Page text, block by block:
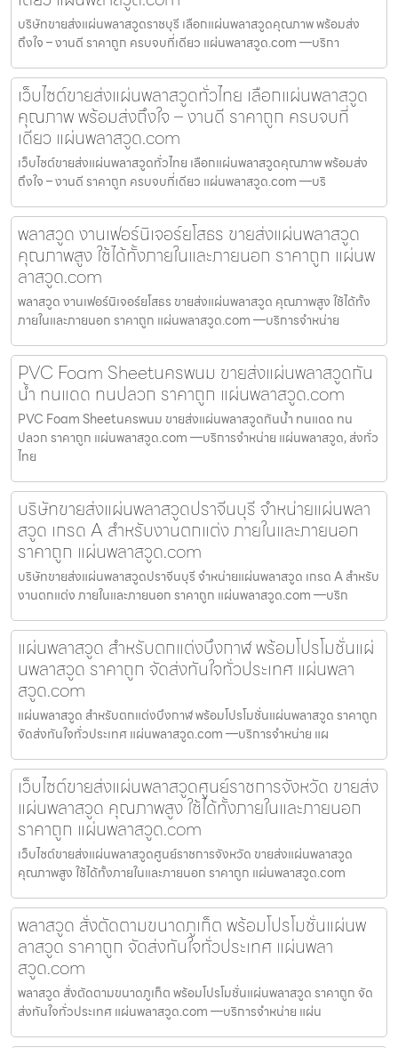
บริษัทขายส่งแผ่นพลาสวูดราชบุรี เลือกแผ่นพลาสวูดคุณภาพ พร้อมส่ง
ถึงใจ – งานดี ราคาถูก ครบจบที่เดียว แผ่นพลาสวูด.com —บริกา
เว็บไซต์ขายส่งแผ่นพลาสวูดทั่วไทย เลือกแผ่นพลาสวูด
คุณภาพ พร้อมส่งถึงใจ – งานดี ราคาถูก ครบจบที่
เดียว แผ่นพลาสวูด.com
เว็บไซต์ขายส่งแผ่นพลาสวูดทั่วไทย เลือกแผ่นพลาสวูดคุณภาพ พร้อมส่ง
ถึงใจ – งานดี ราคาถูก ครบจบที่เดียว แผ่นพลาสวูด.com —บริ
พลาสวูด งานเฟอร์นิเจอร์ยโสธร ขายส่งแผ่นพลาสวูด
คุณภาพสูง ใช้ได้ทั้งภายในและภายนอก ราคาถูก แผ่นพ
ลาสวูด.com
พลาสวูด งานเฟอร์นิเจอร์ยโสธร ขายส่งแผ่นพลาสวูด คุณภาพสูง ใช้ได้ทั้ง
ภายในและภายนอก ราคาถูก แผ่นพลาสวูด.com —บริการจำหน่าย
PVC Foam Sheetนครพนม ขายส่งแผ่นพลาสวูดกัน
น้ำ ทนแดด ทนปลวก ราคาถูก แผ่นพลาสวูด.com
PVC Foam Sheetนครพนม ขายส่งแผ่นพลาสวูดกันน้ำ ทนแดด ทน
ปลวก ราคาถูก แผ่นพลาสวูด.com —บริการจำหน่าย แผ่นพลาสวูด, ส่งทั่ว
ไทย
บริษัทขายส่งแผ่นพลาสวูดปราจีนบุรี จำหน่ายแผ่นพลา
สวูด เกรด A สำหรับงานตกแต่ง ภายในและภายนอก
ราคาถูก แผ่นพลาสวูด.com
บริษัทขายส่งแผ่นพลาสวูดปราจีนบุรี จำหน่ายแผ่นพลาสวูด เกรด A สำหรับ
งานตกแต่ง ภายในและภายนอก ราคาถูก แผ่นพลาสวูด.com —บริก
แผ่นพลาสวูด สำหรับตกแต่งบึงกาฬ พร้อมโปรโมชั่นแผ่
นพลาสวูด ราคาถูก จัดส่งทันใจทั่วประเทศ แผ่นพลา
สวูด.com
แผ่นพลาสวูด สำหรับตกแต่งบึงกาฬ พร้อมโปรโมชั่นแผ่นพลาสวูด ราคาถูก
จัดส่งทันใจทั่วประเทศ แผ่นพลาสวูด.com —บริการจำหน่าย แผ
เว็บไซต์ขายส่งแผ่นพลาสวูดศูนย์ราชการจังหวัด ขายส่ง
แผ่นพลาสวูด คุณภาพสูง ใช้ได้ทั้งภายในและภายนอก
ราคาถูก แผ่นพลาสวูด.com
เว็บไซต์ขายส่งแผ่นพลาสวูดศูนย์ราชการจังหวัด ขายส่งแผ่นพลาสวูด
คุณภาพสูง ใช้ได้ทั้งภายในและภายนอก ราคาถูก แผ่นพลาสวูด.com
พลาสวูด สั่งตัดตามขนาดภูเก็ต พร้อมโปรโมชั่นแผ่นพ
ลาสวูด ราคาถูก จัดส่งทันใจทั่วประเทศ แผ่นพลา
สวูด.com
พลาสวูด สั่งตัดตามขนาดภูเก็ต พร้อมโปรโมชั่นแผ่นพลาสวูด ราคาถูก จัด
ส่งทันใจทั่วประเทศ แผ่นพลาสวูด.com —บริการจำหน่าย แผ่น